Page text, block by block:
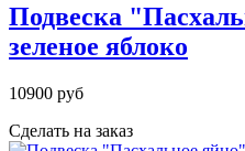
Подвеска
зеленое яблоко
10900 руб
Сделать на заказ